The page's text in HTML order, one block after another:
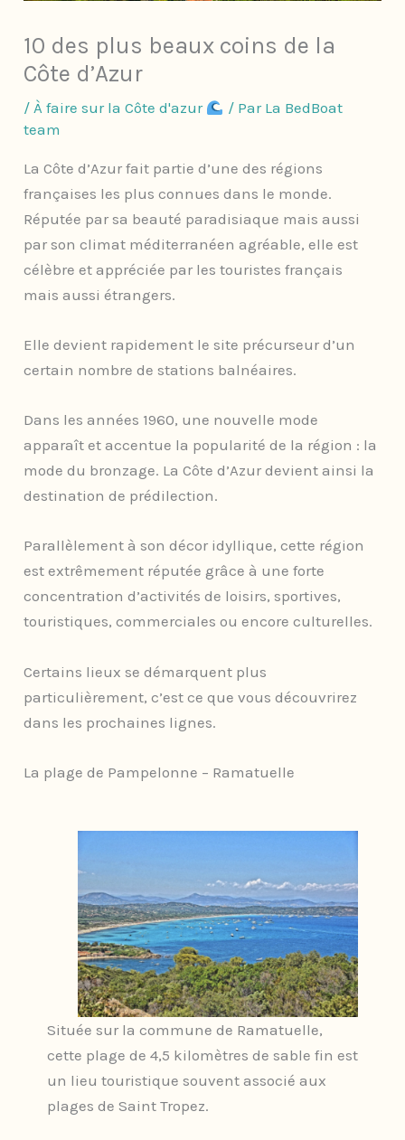
10 des plus beaux coins de la
Côte d’Azur
/ À faire sur la Côte d'azur / Par La BedBoat
team
La Côte d’Azur fait partie d’une des régions
françaises les plus connues dans le monde.
Réputée par sa beauté paradisiaque mais aussi
par son climat méditerranéen agréable, elle est
célèbre et appréciée par les touristes français
mais aussi étrangers.
Elle devient rapidement le site précurseur d’un
certain nombre de stations balnéaires.
Dans les années 1960, une nouvelle mode
apparaît et accentue la popularité de la région : la
mode du bronzage. La Côte d’Azur devient ainsi la
destination de prédilection.
Parallèlement à son décor idyllique, cette région
est extrêmement réputée grâce à une forte
concentration d’activités de loisirs, sportives,
touristiques, commerciales ou encore culturelles.
Certains lieux se démarquent plus
particulièrement, c’est ce que vous découvrirez
dans les prochaines lignes.
La plage de Pampelonne – Ramatuelle
Située sur la commune de Ramatuelle,
cette plage de 4,5 kilomètres de sable fin est
un lieu touristique souvent associé aux
plages de Saint Tropez.